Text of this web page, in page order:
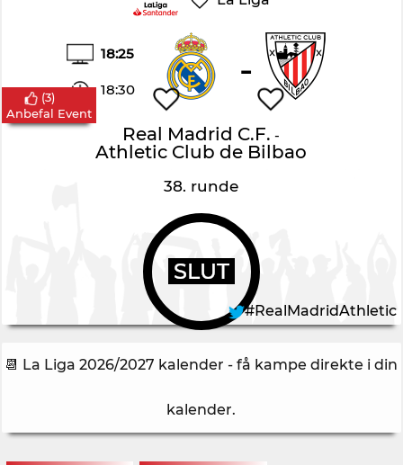
18:25
18:30 -
Real Madrid C.F. -
Athletic Club de Bilbao
38. runde
SLUT
(3)
Anbefal Event
#RealMadridAthletic
📆 La Liga 2026/2027 kalender - få kampe direkte i din
kalender.